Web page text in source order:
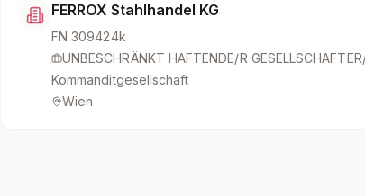
FERROX Stahlhandel KG
FN309424k
UNBESCHRÄNKT HAFTENDE/R
Kommanditgesellschaft
Wien